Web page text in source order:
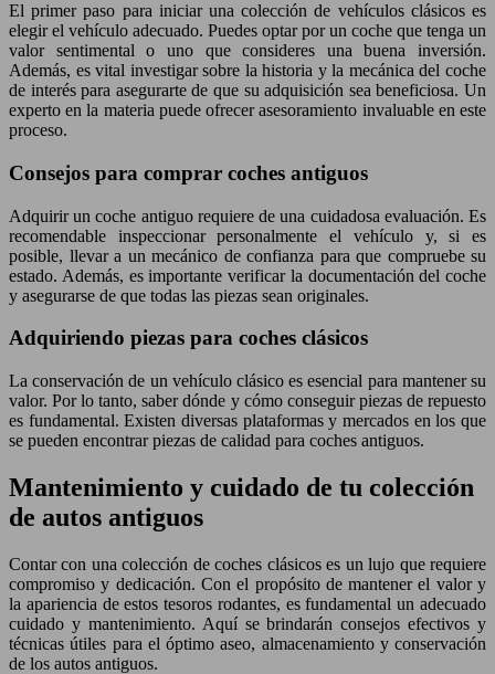
El primer paso para iniciar una colección de vehículos clásicos es
elegir el vehículo adecuado. Puedes optar por un coche que tenga un
valor sentimental o uno que consideres una buena inversión.
Además, es vital investigar sobre la historia y la mecánica del coche
de interés para asegurarte de que su adquisición sea beneficiosa. Un
experto en la materia puede ofrecer asesoramiento invaluable en este
proceso.
Consejos para comprar coches antiguos
Adquirir un coche antiguo requiere de una cuidadosa evaluación. Es
recomendable inspeccionar personalmente el vehículo y, si es
posible, llevar a un mecánico de confianza para que compruebe su
estado. Además, es importante verificar la documentación del coche
y asegurarse de que todas las piezas sean originales.
Adquiriendo piezas para coches clásicos
La conservación de un vehículo clásico es esencial para mantener su
valor. Por lo tanto, saber dónde y cómo conseguir piezas de repuesto
es fundamental. Existen diversas plataformas y mercados en los que
se pueden encontrar piezas de calidad para coches antiguos.
Mantenimiento y cuidado de tu colección
de autos antiguos
Contar con una colección de coches clásicos es un lujo que requiere
compromiso y dedicación. Con el propósito de mantener el valor y
la apariencia de estos tesoros rodantes, es fundamental un adecuado
cuidado y mantenimiento. Aquí se brindarán consejos efectivos y
técnicas útiles para el óptimo aseo, almacenamiento y conservación
de los autos antiguos.